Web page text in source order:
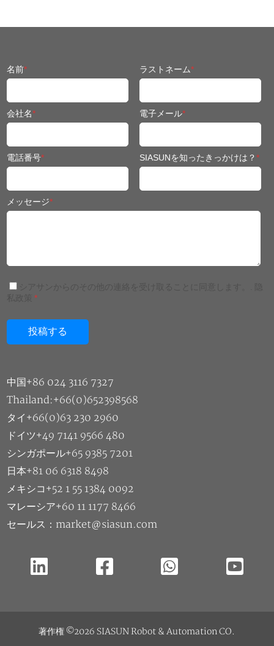
名前* ラストネーム*
会社名* 電子メール*
電話番号* SIASUNを知ったきっかけは？*
メッセージ*
*
中国+86 024 3116 7327
Thailand:+66(0)652398568
タイ+66(0)63 230 2960
ドイツ+49 7141 9566 480
シンガポール+65 9385 7201
日本+81 06 6318 8498
メキシコ+52 1 55 1384 0092
マレーシア+60 11 1177 8466
セールス：market@siasun.com
著作権 ©2026 SIASUN Robot & Automation CO.